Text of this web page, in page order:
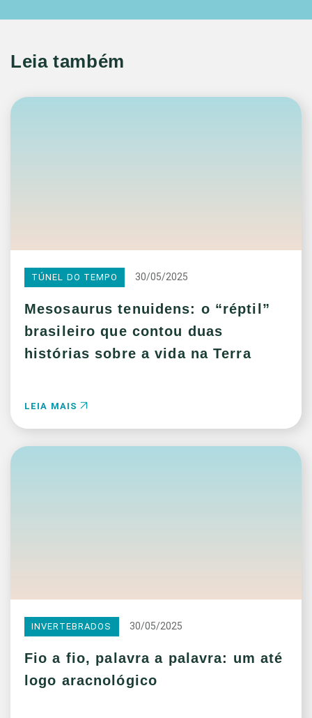
Leia também
TÚNEL DO TEMPO 30/05/2025
Mesosaurus tenuidens: o “réptil”
brasileiro que contou duas
histórias sobre a vida na Terra
LEIA MAIS
INVERTEBRADOS 30/05/2025
Fio a fio, palavra a palavra: um até
logo aracnológico